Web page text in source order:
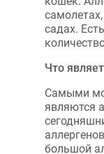
садах.
Что
Самыми
являются
большой